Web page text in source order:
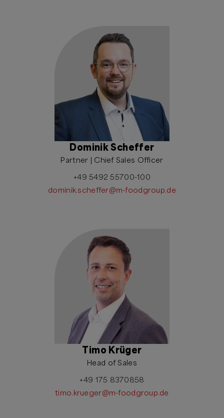
Dominik Scheffer
Partner | Chief Sales Officer
+49 5492 55700-100
dominik.scheffer@m-foodgroup.de
Timo Krüger
Head of Sales
+49 175 8370858
timo.krueger@m-foodgroup.de